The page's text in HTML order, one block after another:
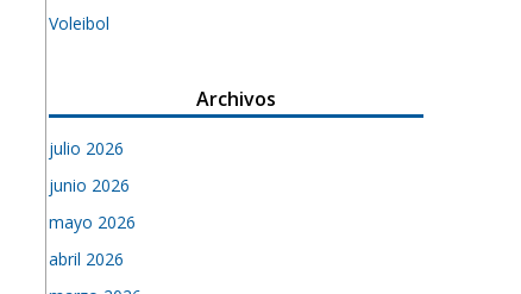
Voleibol
Archivos
julio 2026
junio 2026
mayo 2026
abril 2026